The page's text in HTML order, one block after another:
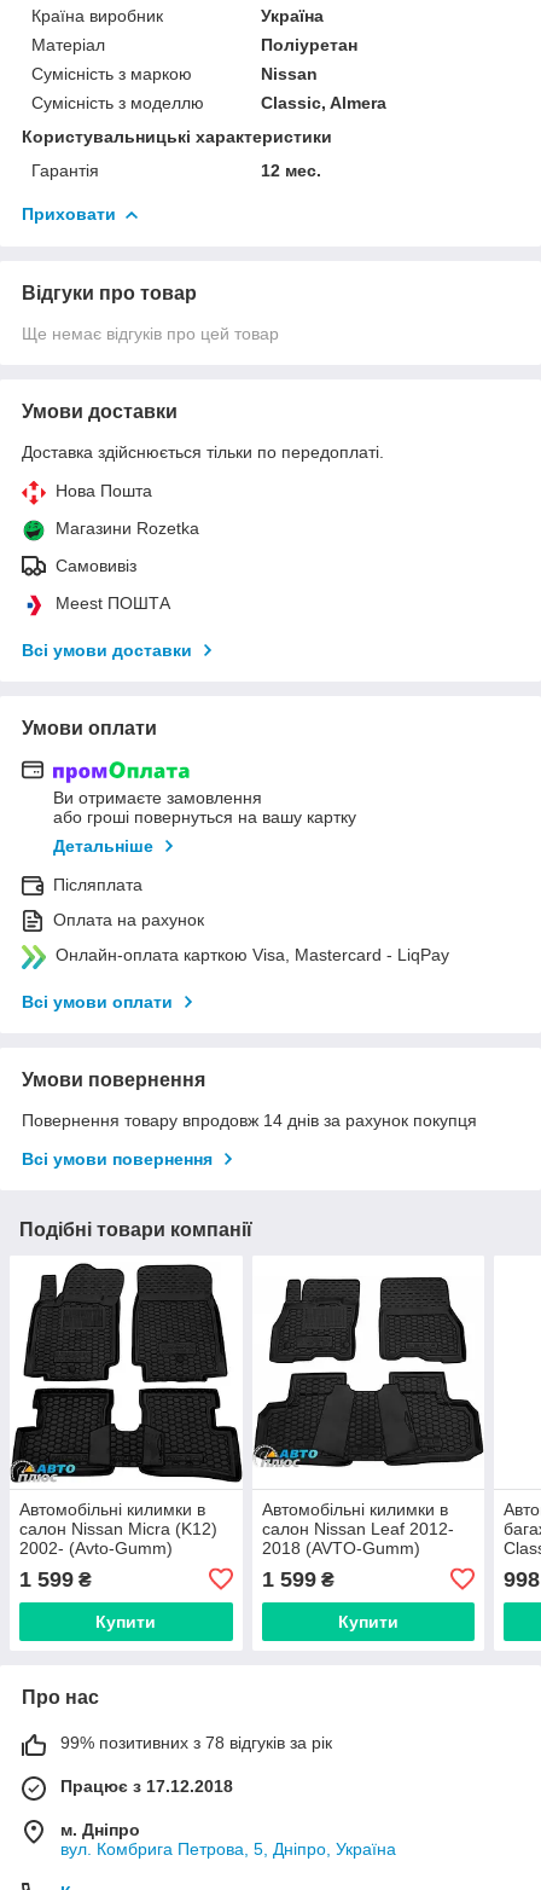
Країна виробник
Україна
Матеріал
Поліуретан
Сумісність з маркою
Nissan
Сумісність з моделлю
Classic, Almera
Користувальницькі характеристики
Гарантія
12 мес.
Приховати
Відгуки про товар
Ще немає відгуків про цей товар
Умови доставки
Доставка здійснюється тільки по передоплаті.
Нова Пошта
Магазини Rozetka
Самовивіз
Meest ПОШТА
Всі умови доставки
Умови оплати
Ви отримаєте замовлення
або гроші повернуться на вашу картку
Детальніше
Післяплата
Оплата на рахунок
Онлайн-оплата карткою Visa, Mastercard - LiqPay
Всі умови оплати
Умови повернення
Повернення товару впродовж 14 днів за рахунок покупця
Всі умови повернення
Подібні товари компанії
Автомобільні килимки в
салон Nissan Micra (K12)
2002- (Avto-Gumm)
1 599 ₴
Купити
Автомобільні килимки в
салон Nissan Leaf 2012-
2018 (AVTO-Gumm)
1 599₴
Купити
998
Про нас
99% позитивних з 78 відгуків за рік
Працює з 17.12.2018
м. Дніпро
вул. Комбрига Петрова, 5, Дніпро, Україна